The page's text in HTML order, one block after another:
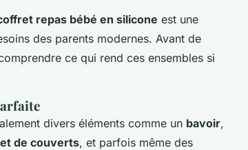
repas bébé en silicone est une
des parents modernes. Avant de
ce qui rend ces ensembles si
divers éléments comme un bavoir,
de couverts, et parfois même des